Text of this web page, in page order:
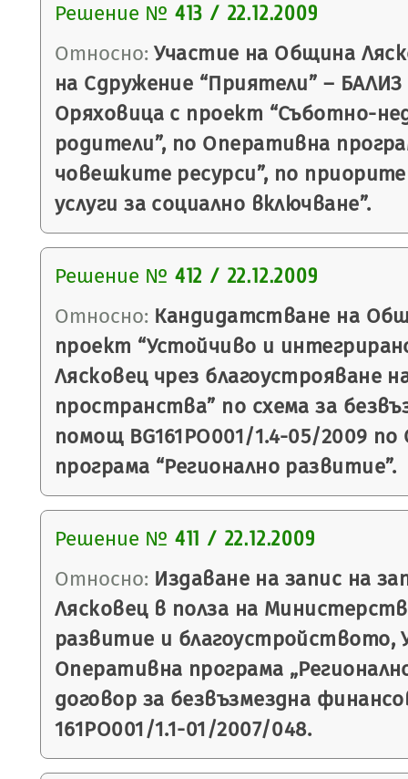
Решение № 413 / 22.12.2009
Относно: Участие на Община
на Сдружение “Приятели” – БАЛИЗ
Оряховица с проект “Съботно-
родители”, по Оперативна
човешките ресурси”, по
услуги за социално включване”.
Решение № 412 / 22.12.2009
Относно: Кандидатстване на
проект “Устойчиво и
Лясковец чрез благоустрояване
пространства” по схема за
помощ BG161PO001/1.4-05/2009
програма “Регионално развитие”.
Решение № 411 / 22.12.2009
Относно: Издаване на запис на
Лясковец в полза на
развитие и благоустройството,
Оперативна програма
договор за безвъзмездна
161PO001/1.1-01/2007/048.